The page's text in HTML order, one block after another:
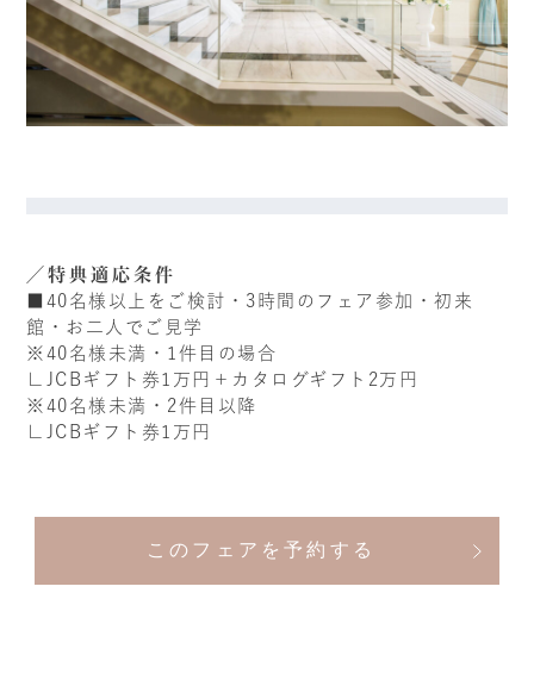
特典適応条件
■40名様以上をご検討・3時間のフェア参加・初来
館・お二人でご見学
※40名様未満・1件目の場合
∟JCBギフト券1万円＋カタログギフト2万円
※40名様未満・2件目以降
∟JCBギフト券1万円
このフェアを予約する